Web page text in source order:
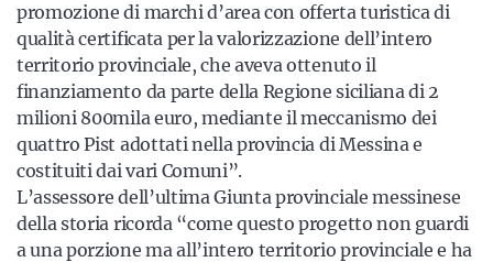
promozione di marchi d’area con offerta turistica di
qualità certificata per la valorizzazione dell’intero
territorio provinciale, che aveva ottenuto il
finanziamento da parte della Regione siciliana di 2
milioni 800mila euro, mediante il meccanismo dei
quattro Pist adottati nella provincia di Messina e
costituiti dai vari Comuni”.
L’assessore dell’ultima Giunta provinciale messinese
della storia ricorda “come questo progetto non guardi
a una porzione ma all’intero territorio provinciale e ha